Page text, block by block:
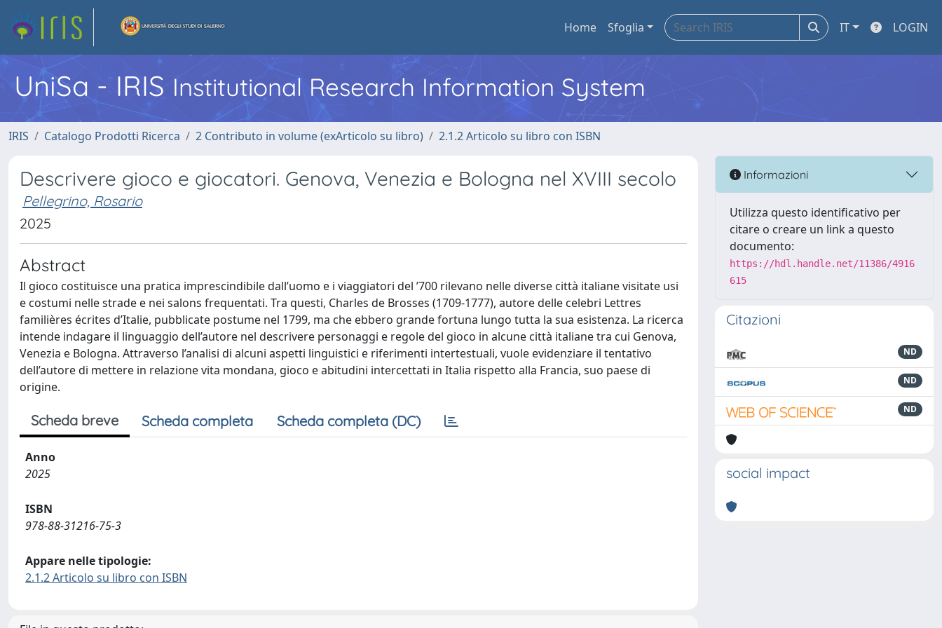
Home Sfoglia IT LOGIN
UniSa - IRIS Institutional Research Information System
IRIS Catalogo Prodotti Ricerca 2 Contributo in volume (exArticolo su libro) 2.1.2 Articolo su libro con ISBN
Descrivere gioco e giocatori. Genova, Venezia e Bologna nel XVIII secolo
Pellegrino, Rosario
2025
Abstract
Il gioco costituisce una pratica imprescindibile dall’uomo e i viaggiatori del ’700 rilevano nelle diverse città italiane visitate usi
e costumi nelle strade e nei salons frequentati. Tra questi, Charles de Brosses (1709-1777), autore delle celebri Lettres
familières écrites d’Italie, pubblicate postume nel 1799, ma che ebbero grande fortuna lungo tutta la sua esistenza. La ricerca
intende indagare il linguaggio dell’autore nel descrivere personaggi e regole del gioco in alcune città italiane tra cui Genova,
Venezia e Bologna. Attraverso l’analisi di alcuni aspetti linguistici e riferimenti intertestuali, vuole evidenziare il tentativo
dell’autore di mettere in relazione vita mondana, gioco e abitudini intercettati in Italia rispetto alla Francia, suo paese di
origine.
Scheda breve Scheda completa Scheda completa (DC)
Anno
2025
ISBN
978-88-31216-75-3
Appare nelle tipologie:
2.1.2 Articolo su libro con ISBN
Informazioni
Utilizza questo identificativo per
citare o creare un link a questo
documento:
https://hdl.handle.net/11386/4916
615
Citazioni
ND
ND
ND
social impact